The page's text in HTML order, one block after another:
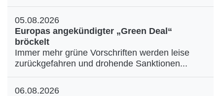
05.08.2026
Europas angekündigter „Green Deal“
bröckelt
Immer mehr grüne Vorschriften werden leise
zurückgefahren und drohende Sanktionen...
06.08.2026